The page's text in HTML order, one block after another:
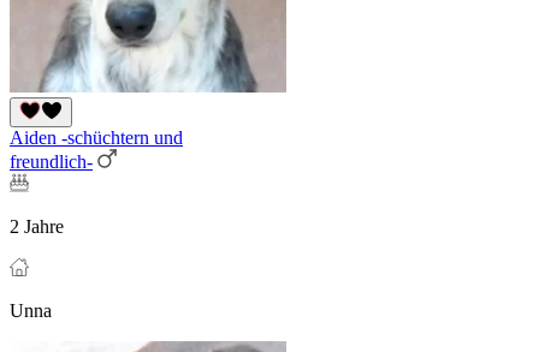
Aiden -schüchtern und
freundlich-
2 Jahre
Unna